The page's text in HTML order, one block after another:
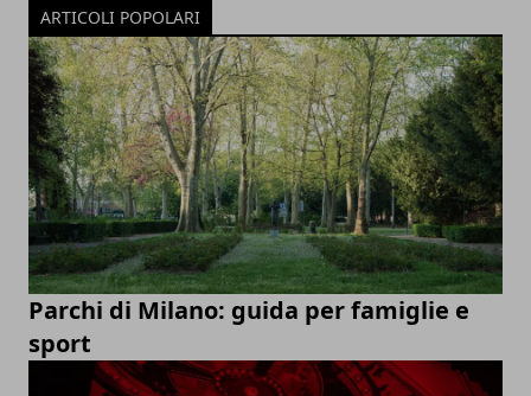
ARTICOLI POPOLARI
Parchi di Milano: guida per famiglie e
sport